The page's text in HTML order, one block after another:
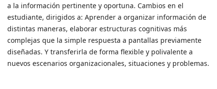
a la información pertinente y oportuna. Cambios en el
estudiante, dirigidos a: Aprender a organizar información de
distintas maneras, elaborar estructuras cognitivas más
complejas que la simple respuesta a pantallas previamente
diseñadas. Y transferirla de forma flexible y polivalente a
nuevos escenarios organizacionales, situaciones y problemas.